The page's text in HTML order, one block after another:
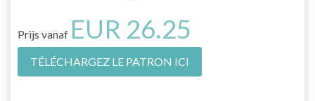
Prijs vanaf EUR 26.25
TÉLÉCHARGEZ LE PATRON ICI